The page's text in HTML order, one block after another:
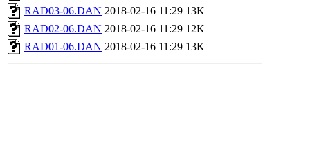
RAD03-06.DAN 2018-02-16 11:29 13K
RAD02-06.DAN 2018-02-16 11:29 12K
RAD01-06.DAN 2018-02-16 11:29 13K